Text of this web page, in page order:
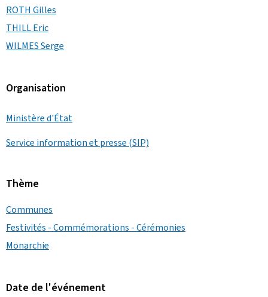
ROTH Gilles
THILL Eric
WILMES Serge
Organisation
Ministère d'État
Service information et presse (SIP)
Thème
Communes
Festivités - Commémorations - Cérémonies
Monarchie
Date de l'événement